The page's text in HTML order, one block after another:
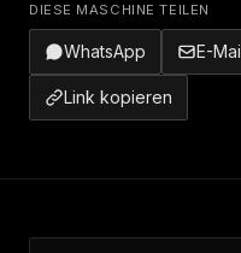
DIESE MASCHINE TEILEN
WhatsApp E-Mail
Link kopieren